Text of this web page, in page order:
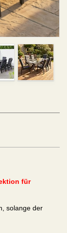
für
solange der